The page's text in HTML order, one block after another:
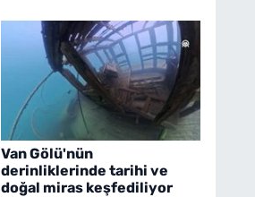
Van Gölü'nün
derinliklerinde tarihi ve
doğal miras keşfediliyor